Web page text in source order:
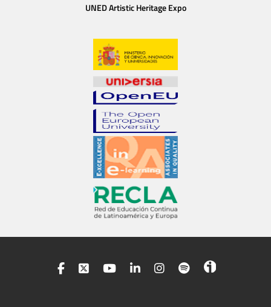
UNED Artistic Heritage Expo